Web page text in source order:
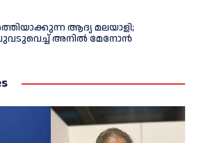
ആദ്യ മലയാളി;
ചുവടുവെച്ച്‌ അനില്‍ മേനോൻ